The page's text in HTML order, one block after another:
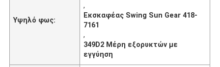
Υψηλό φως:
,
Εκσκαφέας Swing Sun Gear 418-
7161
,
349D2 Μέρη εξορυκτών με
εγγύηση